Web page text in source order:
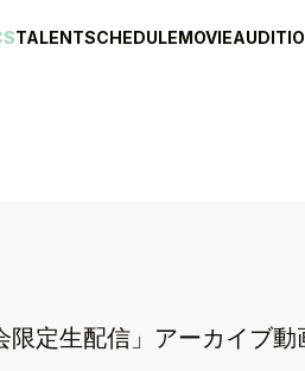
TALENTSCHEDULEMOVIE
定生配信」アーカイブ動